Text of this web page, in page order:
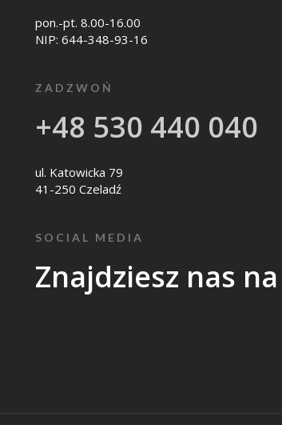
pon.-pt. 8.00-16.00
NIP: 644-348-93-16
ZADZWOŃ
+48 530 440 040
ul. Katowicka 79
41-250 Czeladź
SOCIAL MEDIA
Znajdziesz nas na